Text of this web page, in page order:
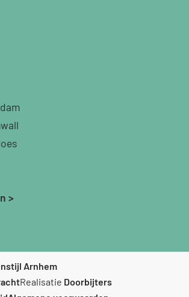
>
Arnhem
Realisatie Doorbijters